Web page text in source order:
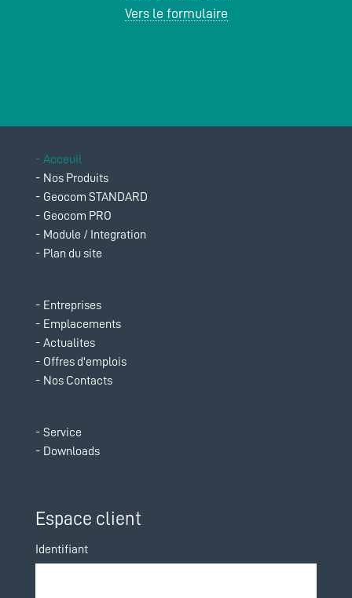
Vers le formulaire
Aller
au
contenu
Acceuil
Nos Produits
Geocom STANDARD
Geocom PRO
Module / Integration
Plan du site
Aller
au
contenu
Entreprises
Emplacements
Actualites
Offres d'emplois
Nos Contacts
Aller
Service
Downloads
Espace client
Identifiant